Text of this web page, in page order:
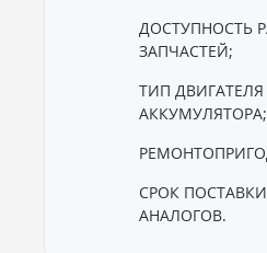
ДОСТУПНОСТЬ
ЗАПЧАСТЕЙ;
ТИП
АККУМУЛЯТОРА;
СРОК
АНАЛОГОВ.